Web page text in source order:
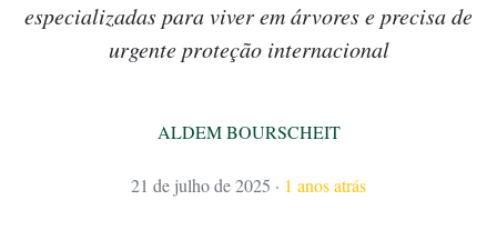
especializadas para viver em árvores e precisa de
urgente proteção internacional
ALDEM BOURSCHEIT
21 de julho de 2025 · 1 anos atrás